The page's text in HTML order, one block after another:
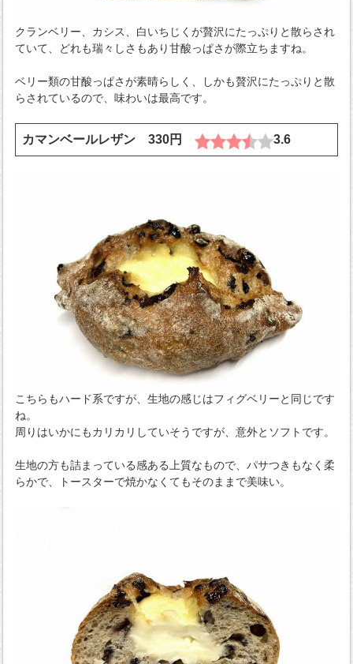
クランベリー、カシス、白いちじくが贅沢にたっぷりと散らされ
ていて、どれも瑞々しさもあり甘酸っぱさが際立ちますね。
ベリー類の甘酸っぱさが素晴らしく、しかも贅沢にたっぷりと散
らされているので、味わいは最高です。
カマンベールレザン 330円 3.6
こちらもハード系ですが、生地の感じはフィグベリーと同じです
ね。
周りはいかにもカリカリしていそうですが、意外とソフトです。
生地の方も詰まっている感ある上質なもので、パサつきもなく柔
らかで、トースターで焼かなくてもそのままで美味い。